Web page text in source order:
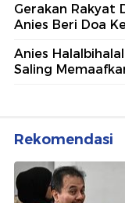
Gerakan Rakyat
Anies Beri Doa
Anies
Saling
Rekomendasi